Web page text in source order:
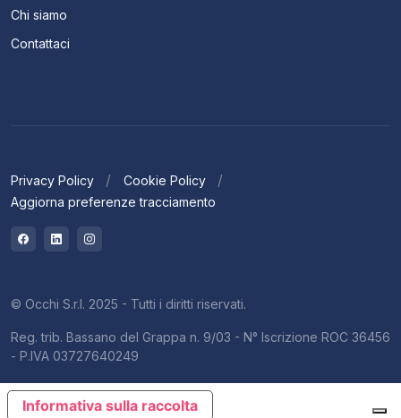
Chi siamo
Contattaci
Privacy Policy
Cookie Policy
Aggiorna preferenze tracciamento
© Occhi S.r.l. 2025 - Tutti i diritti riservati.
Reg. trib. Bassano del Grappa n. 9/03 - N° Iscrizione ROC 36456
- P.IVA 03727640249
Informativa sulla raccolta